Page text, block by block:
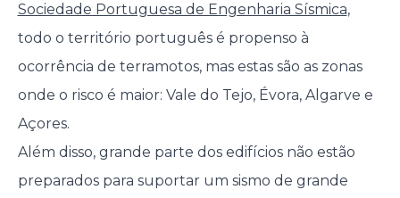
Sociedade Portuguesa de Engenharia Sísmica,
todo o território português é propenso à
ocorrência de terramotos, mas estas são as zonas
onde o risco é maior: Vale do Tejo, Évora, Algarve e
Açores.
Além disso, grande parte dos edifícios não estão
preparados para suportar um sismo de grande